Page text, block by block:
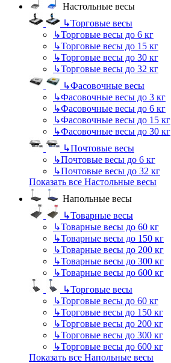
Настольные весы
↳Торговые весы
↳Торговые весы до 6 кг
↳Торговые весы до 15 кг
↳Торговые весы до 30 кг
↳Торговые весы до 32 кг
↳Фасовочные весы
↳Фасовочные весы до 3 кг
↳Фасовочные весы до 6 кг
↳Фасовочные весы до 15 кг
↳Фасовочные весы до 30 кг
↳Почтовые весы
↳Почтовые весы до 6 кг
↳Почтовые весы до 32 кг
Показать все Настольные весы
Напольные весы
↳Товарные весы
↳Товарные весы до 60 кг
↳Товарные весы до 150 кг
↳Товарные весы до 200 кг
↳Товарные весы до 300 кг
↳Товарные весы до 600 кг
↳Торговые весы
↳Торговые весы до 60 кг
↳Торговые весы до 150 кг
↳Торговые весы до 200 кг
↳Торговые весы до 300 кг
↳Торговые весы до 600 кг
Показать все Напольные весы